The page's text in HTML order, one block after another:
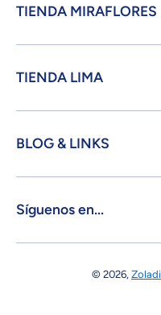
TIENDA MIRAFLORES
TIENDA LIMA
BLOG & LINKS
Síguenos en...
© 2026,Zoladi